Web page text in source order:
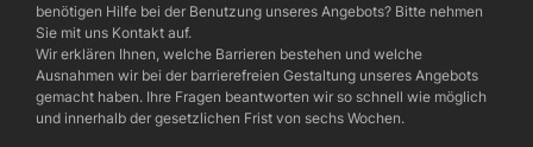
benötigen Hilfe bei der Benutzung unseres Angebots? Bitte nehmen
Sie mit uns Kontakt auf.
Wir erklären Ihnen, welche Barrieren bestehen und welche
Ausnahmen wir bei der barrierefreien Gestaltung unseres Angebots
gemacht haben. Ihre Fragen beantworten wir so schnell wie möglich
und innerhalb der gesetzlichen Frist von sechs Wochen.